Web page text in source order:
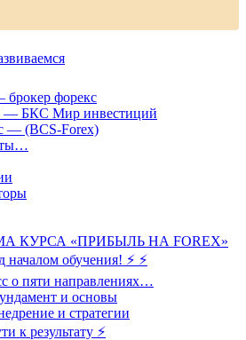
форекс
— БКС Мир инвестиций
— (BCS-Forex)
КУРСА «ПРИБЫЛЬ НА FOREX»
обучения! ⚡ ⚡
о пяти направлениях…
и основы
и стратегии
к результату ⚡️